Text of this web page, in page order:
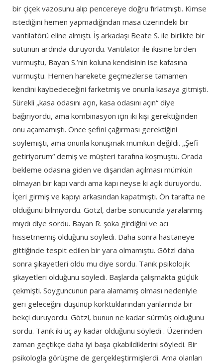
bir çiçek vazosunu alıp pencereye doğru fırlatmıştı. Kimse
istediğini hemen yapmadığından masa üzerindeki bir
vantilatörü eline almıştı. İş arkadaşı Beate S. ile birlikte bir
sütunun ardında duruyordu. Vantilatör ile ikisine birden
vurmuştu, Bayan S.’nin koluna kendisinin ise kafasına
vurmuştu. Hemen harekete geçmezlerse tamamen
kendini kaybedeceğini farketmiş ve onunla kasaya gitmişti.
Sürekli „kasa odasını açın, kasa odasını açın“ diye
bağırıyordu, ama kombinasyon için iki kişi gerektiğinden
onu açamamıştı. Önce şefini çağırması gerektiğini
söylemişti, ama onunla konuşmak mümkün değildi. „Şefi
getiriyorum“ demiş ve müşteri tarafına koşmuştu. Orada
bekleme odasına giden ve dışarıdan açılması mümkün
olmayan bir kapı vardı ama kapı neyse ki açık duruyordu.
İçeri girmiş ve kapıyı arkasından kapatmıştı. Ön tarafta ne
olduğunu bilmiyordu. Götzl, darbe sonucunda yaralanmış
mıydı diye sordu. Bayan R. şoka girdiğini ve acı
hissetmemiş olduğunu söyledi. Daha sonra hastaneye
gittiğinde tespit edilen bir yara olmamıştu. Götzl daha
sonra şikayetleri oldu mu diye sordu. Tanık psikolojik
şikayetleri olduğunu söyledi. Başlarda çalışmakta güçlük
çekmişti. Soyguncunun para alamamış olması nedeniyle
geri geleceğini düşünüp korktuklarından yanlarında bir
bekçi duruyordu. Götzl, bunun ne kadar sürmüş olduğunu
sordu. Tanık iki üç ay kadar olduğunu söyledi . Üzerinden
zaman geçtikçe daha iyi başa çıkabildiklerini söyledi. Bir
psikologla görüşme de gerçekleştirmişlerdi. Ama olanları